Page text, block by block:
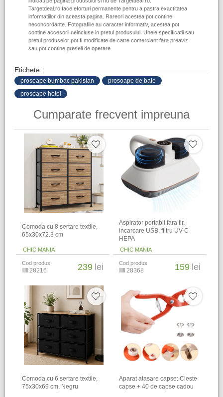
Targetdeal.ro face eforturi permanente pentru a pastra exactitatea
informatiilor din aceasta pagina. Rareori acestea pot contine
neconcordante. Fotografiile au caracter informativ, acestea pot
contine accesorii neincluse in pretul produsului. Unele specificatii sau
pretul produselor pot fi modificate de catre comerciant fara preaviz
sau pot contine greseli de operare.
Etichete:
prosoape bumbac pakistan
prosoape de baie
prosoape hotel
Cumparate frecvent impreuna
Comoda cu 8 sertare textile,
65x30x72.3 cm
CHIC MANIA
Cod produs
28216 239 lei
Aspirator portabil fara fir,
incarcare USB, filtru UV-C
HEPA
CHIC MANIA
Cod produs
28368 159 lei
Comoda cu 6 sertare textile,
75x30x69 cm, Negru
Aparat atasare capse: Cleste
capse + 40 de capse cadou